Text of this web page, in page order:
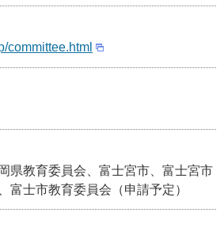
committee.html
県教育委員会、富士宮市、富士宮市
富士市教育委員会（申請予定）